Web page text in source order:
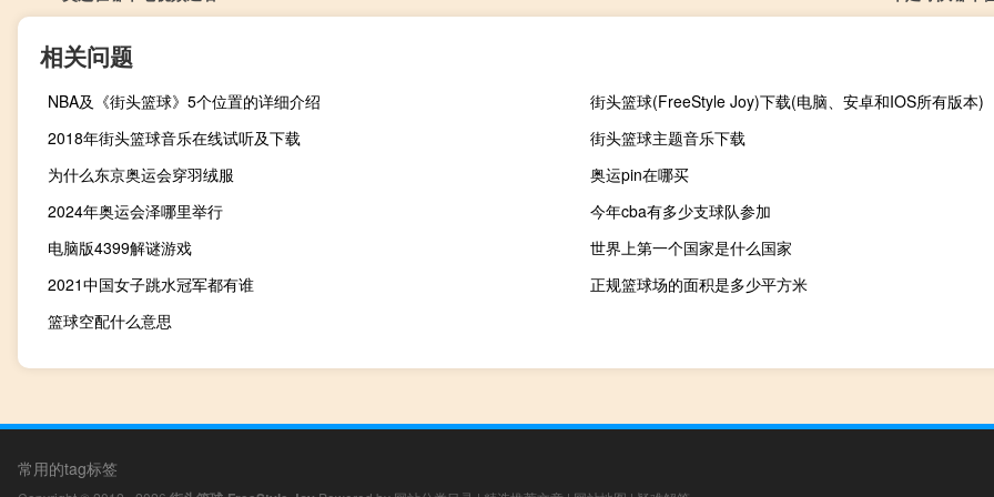
相关问题
NBA及《街头篮球》5个位置的详细介绍
街头篮球(FreeStyle Joy)下载(电脑、安卓和IOS所有版本)
2018年街头篮球音乐在线试听及下载
街头篮球主题音乐下载
为什么东京奥运会穿羽绒服
奥运pin在哪买
2024年奥运会泽哪里举行
今年cba有多少支球队参加
电脑版4399解谜游戏
世界上第一个国家是什么国家
2021中国女子跳水冠军都有谁
正规篮球场的面积是多少平方米
篮球空配什么意思
常用的tag标签